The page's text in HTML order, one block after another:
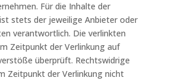
Für die Inhalte der
stets der jeweilige Anbieter oder
verantwortlich. Die verlinkten
Zeitpunkt der Verlinkung auf
überprüft. Rechtswidrige
Zeitpunkt der Verlinkung nicht